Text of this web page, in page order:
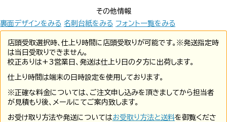
その他情報
裏面デザインをみる 名刺台紙をみる フォント一覧をみる
店頭受取選択時、仕上り時間に店頭受取りが可能です。※発送指定時
は当日受取りできません。
校正ありは+3営業日、発送は仕上り日の夕方に出荷します。
仕上り時間は端末の日時設定を使用しております。
※正確な料金については、ご注文申し込みを頂きましてから担当者
が見積もり後、メールにてご案内致します。
お受け取り方法や発送についてはお受取り方法と送料を御覧くださ